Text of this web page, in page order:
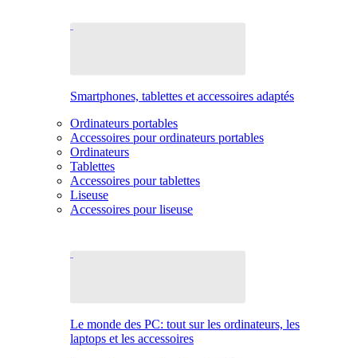
Smartphones, tablettes et accessoires adaptés
Ordinateurs portables
Accessoires pour ordinateurs portables
Ordinateurs
Tablettes
Accessoires pour tablettes
Liseuse
Accessoires pour liseuse
Le monde des PC: tout sur les ordinateurs, les
laptops et les accessoires